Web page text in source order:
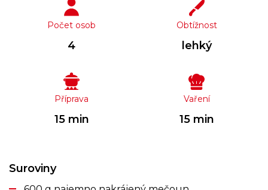
Počet osob
4
Obtížnost
lehký
Příprava
15 min
Vaření
15 min
Suroviny